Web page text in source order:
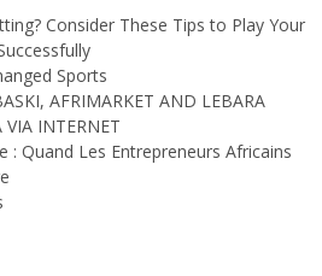
Consider These Tips to Play Your
Sports
AFRIMARKET AND LEBARA
VIA INTERNET
: Quand Les Entrepreneurs Africains